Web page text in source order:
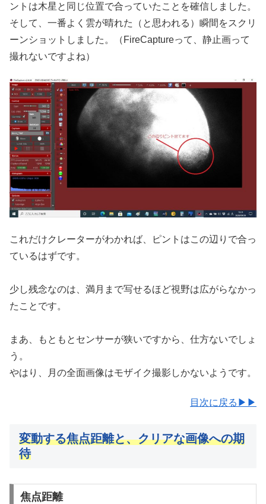
ントは木星と同じ位置で合っていたことを確信しました。
そして、一番よく雲が晴れた（と思われる）瞬間をスクリ
ーンショットしました。（FireCaptureって、静止画って
撮れないですよね）
これだけクレーターがわかれば、ピントはこの辺りで合っ
ているはずです。
少し残念なのは、満月まで写せるほど視野は広がらなかっ
たことです。
まあ、もともとセンサーが狭いですから、仕方ないでしょ
う。
やはり、月の全面画像はモザイク撮影しかないようです。
目次に戻る▶▶
変動する焦点距離と、クリアな画像への期
待
焦点距離